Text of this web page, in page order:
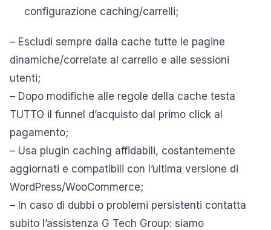
configurazione caching/carrelli;
– Escludi sempre dalla cache tutte le pagine
dinamiche/correlate al carrello e alle sessioni
utenti;
– Dopo modifiche alle regole della cache testa
TUTTO il funnel d’acquisto dal primo click al
pagamento;
– Usa plugin caching affidabili, costantemente
aggiornati e compatibili con l’ultima versione di
WordPress/WooCommerce;
– In caso di dubbi o problemi persistenti contatta
subito l’assistenza G Tech Group: siamo